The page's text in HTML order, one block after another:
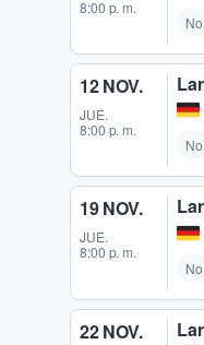
8:00 p. m.
12 NOV.
JUE.
8:00 p. m.
19 NOV.
JUE.
8:00 p. m.
22 NOV.